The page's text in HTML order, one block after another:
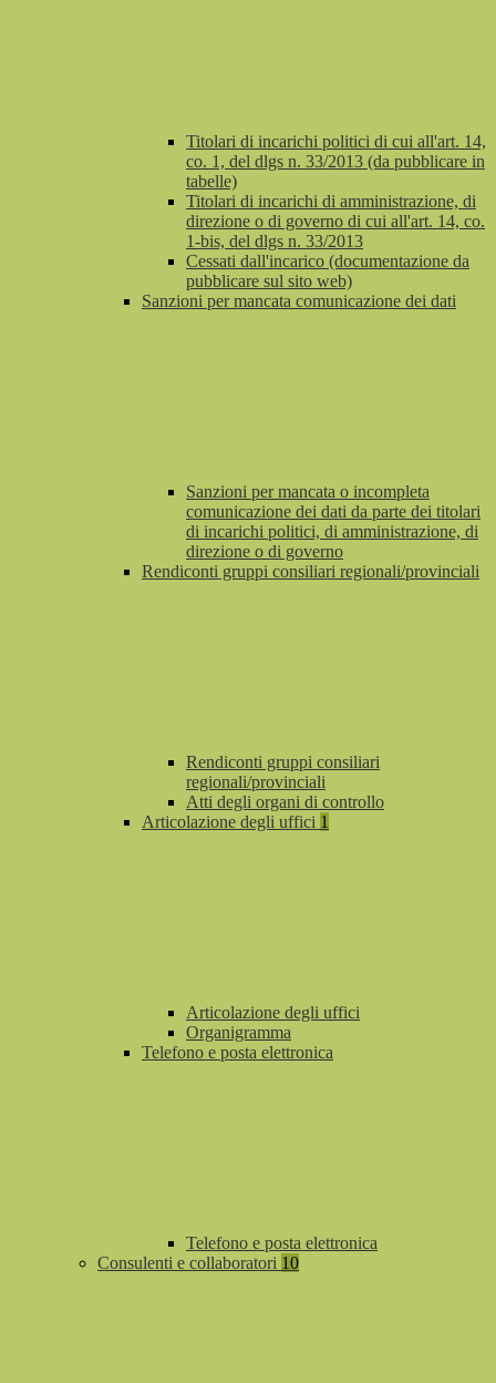
Titolari di incarichi politici di cui all'art. 14,
co. 1, del dlgs n. 33/2013 (da pubblicare in
tabelle)
Titolari di incarichi di amministrazione, di
direzione o di governo di cui all'art. 14, co.
1-bis, del dlgs n. 33/2013
Cessati dall'incarico (documentazione da
pubblicare sul sito web)
Sanzioni per mancata comunicazione dei dati
Sanzioni per mancata o incompleta
comunicazione dei dati da parte dei titolari
di incarichi politici, di amministrazione, di
direzione o di governo
Rendiconti gruppi consiliari regionali/provinciali
Rendiconti gruppi consiliari
regionali/provinciali
Atti degli organi di controllo
Articolazione degli uffici 1
Articolazione degli uffici
Organigramma
Telefono e posta elettronica
Telefono e posta elettronica
Consulenti e collaboratori 10